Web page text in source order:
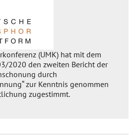
(UMK) hat mit dem
2020 den zweiten Bericht der
durch
zur Kenntnis genommen
zugestimmt.